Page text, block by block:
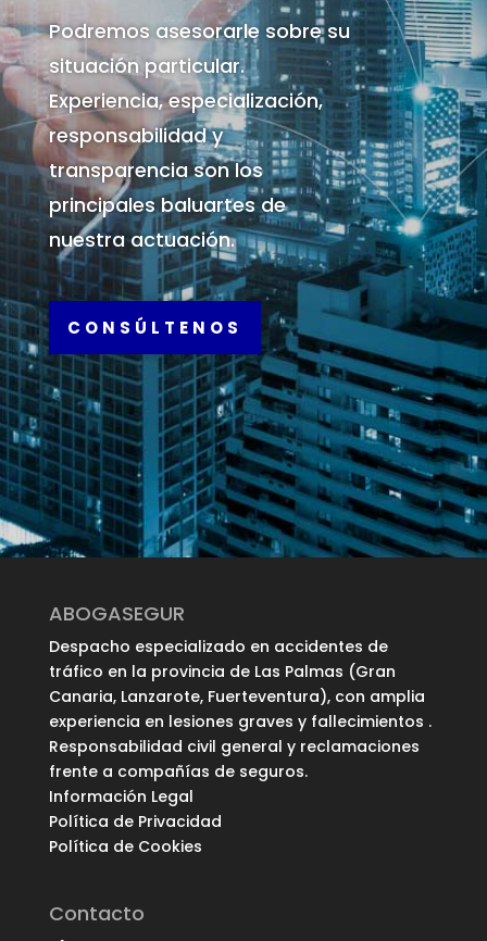
Podremos asesorarle sobre su
situación particular.
Experiencia, especialización,
responsabilidad y
transparencia son los
principales baluartes de
nuestra actuación.
CONSÚLTENOS
ABOGASEGUR
Despacho especializado en accidentes de
tráfico en la provincia de Las Palmas (Gran
Canaria, Lanzarote, Fuerteventura), con amplia
experiencia en lesiones graves y fallecimientos .
Responsabilidad civil general y reclamaciones
frente a compañías de seguros.
Información Legal
Política de Privacidad
Política de Cookies
Contacto